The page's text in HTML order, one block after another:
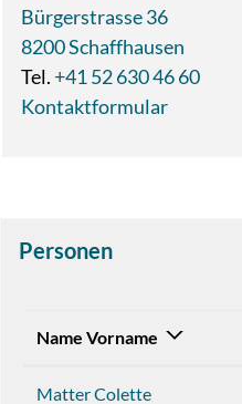
Bürgerstrasse 36
8200 Schaffhausen
Tel. +41 52 630 46 60
Kontaktformular
Personen
Name Vorname
Matter Colette